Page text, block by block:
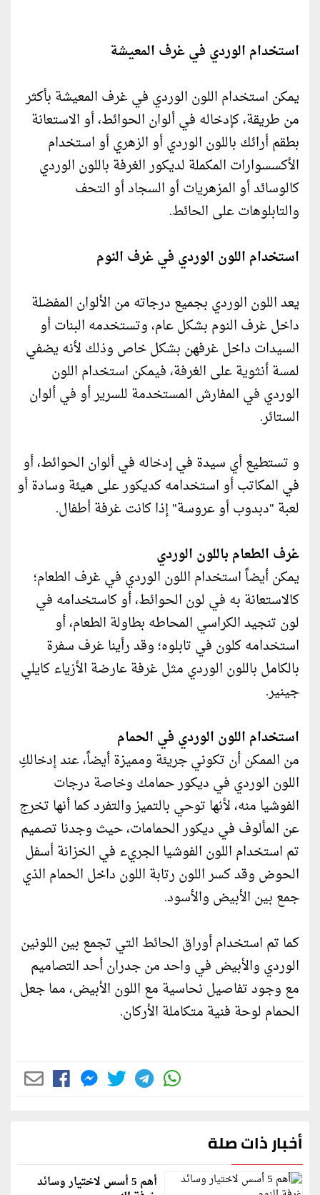
استخدام الوردي في غرف المعيشة
يمكن استخدام اللون الوردي في غرف المعيشة بأكثر
من طريقة، كإدخاله في ألوان الحوائط، أو الاستعانة
بطقم أرائك باللون الوردي أو الزهري أو استخدام
الأكسسوارات المكملة لديكور الغرفة باللون الوردي
كالوسائد أو المزهريات أو السجاد أو التحف
والتابلوهات على الحائط.
استخدام اللون الوردي في غرف النوم
يعد اللون الوردي بجميع درجاته من الألوان المفضلة
داخل غرف النوم بشكل عام، وتستخدمه البنات أو
السيدات داخل غرفهن بشكل خاص وذلك لأنه يضفي
لمسة أنثوية على الغرفة، فيمكن استخدام اللون
الوردي في المفارش المستخدمة للسرير أو في ألوان
الستائر.
و تستطيع أي سيدة في إدخاله في ألوان الحوائط، أو
في المكاتب أو استخدامه كديكور على هيئة وسادة أو
لعبة "دبدوب أو عروسة" إذا كانت غرفة أطفال.
غرف الطعام باللون الوردي
يمكن أيضاً استخدام اللون الوردي في غرف الطعام؛
كالاستعانة به في لون الحوائط، أو كاستخدامه في
لون تنجيد الكراسي المحاطه بطاولة الطعام، أو
استخدامه كلون في تابلوه؛ وقد رأينا غرف سفرة
بالكامل باللون الوردي مثل غرفة عارضة الأزياء كايلي
جينير.
استخدام اللون الوردي في الحمام
من الممكن أن تكوني جريئة ومميزة أيضاً، عند إدخالكِ
اللون الوردي في ديكور حمامك وخاصة درجات
الفوشيا منه، لأنها توحي بالتميز والتفرد كما أنها تخرج
عن المألوف في ديكور الحمامات، حيث وجدنا تصميم
تم استخدام اللون الفوشيا الجريء في الخزانة أسفل
الحوض وقد كسر اللون رتابة اللون داخل الحمام الذي
جمع بين الأبيض والأسود.
كما تم استخدام أوراق الحائط التي تجمع بين اللونين
الوردي والأبيض في واحد من جدران أحد التصاميم
مع وجود تفاصيل نحاسية مع اللون الأبيض، مما جعل
الحمام لوحة فنية متكاملة الأركان.
أخبار ذات صلة
أهم 5 أسس لاختيار وسائد